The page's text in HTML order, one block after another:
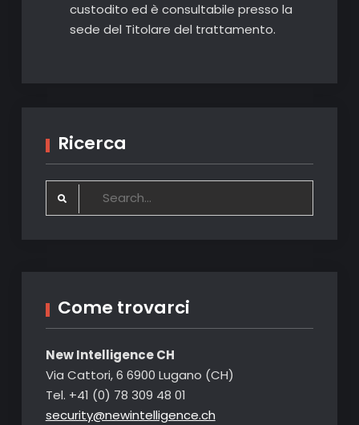
custodito ed è consultabile presso la
sede del Titolare del trattamento.
Ricerca
Search
Come trovarci
New Intelligence CH
Via Cattori, 6 6900 Lugano (CH)
Tel. +41 (0) 78 309 48 01
security@newintelligence.ch